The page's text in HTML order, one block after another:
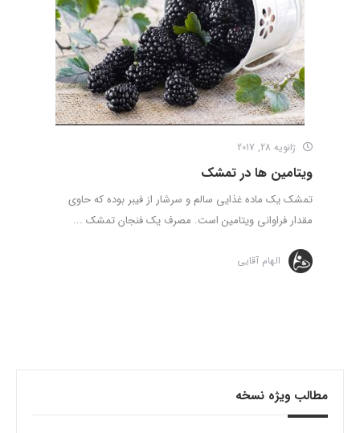
ژانویه 28, 2017
ویتامین ها در تمشک
تمشک یک ماده غذایی سالم و سرشار از فیبر بوده که حاوی
مقدار فراوانی ویتامین است. مصرف یک فنجان تمشک ...
الهام آقایی
مطالب ویژه نسخه